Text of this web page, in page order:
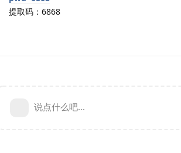
提取码：6868
说点什么吧...